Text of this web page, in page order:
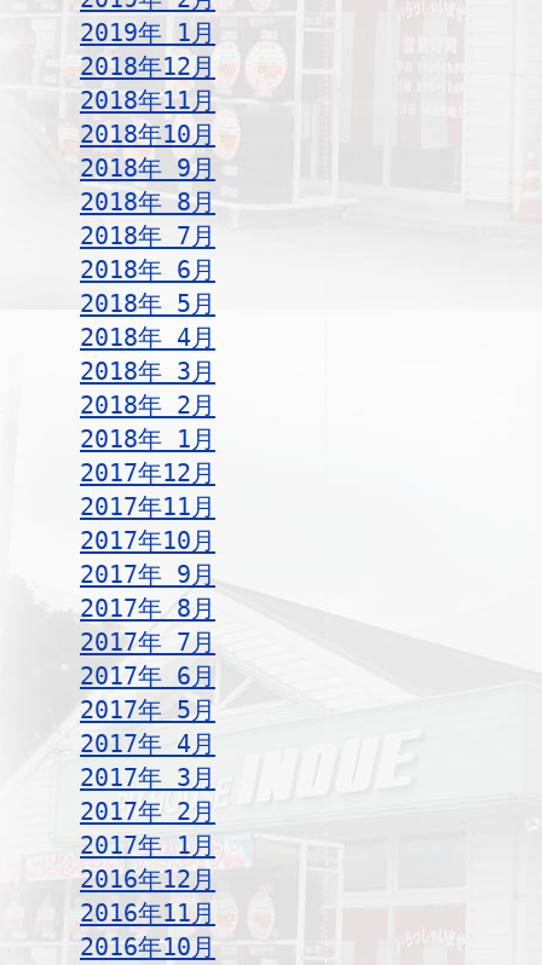
2019年 1月
2018年12月
2018年11月
2018年10月
2018年 9月
2018年 8月
2018年 7月
2018年 6月
2018年 5月
2018年 4月
2018年 3月
2018年 2月
2018年 1月
2017年12月
2017年11月
2017年10月
2017年 9月
2017年 8月
2017年 7月
2017年 6月
2017年 5月
2017年 4月
2017年 3月
2017年 2月
2017年 1月
2016年12月
2016年11月
2016年10月